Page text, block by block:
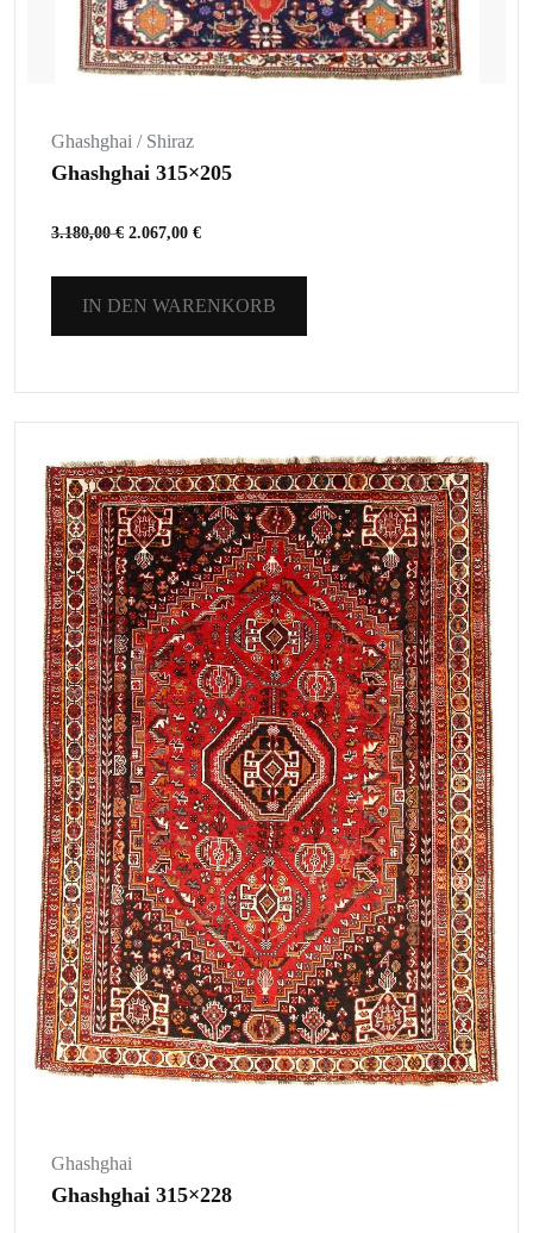
Ghashghai / Shiraz
Ghashghai 315×205
3.180,00€ 2.067,00 €
IN DEN WARENKORB
Ghashghai
Ghashghai 315×228